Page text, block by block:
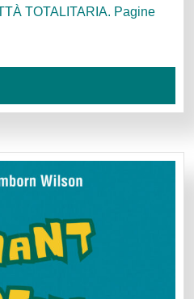
TOTALITARIA. Pagine